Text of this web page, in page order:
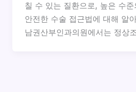
칠 수 있는 질환으로, 높은 수
안전한 수술 접근법에 대해 알
남권산부인과의원에서는 정상